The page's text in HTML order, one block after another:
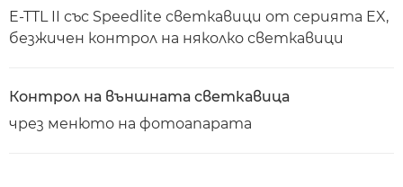
E-TTL II със Speedlite светкавици от серията EX,
безжичен контрол на няколко светкавици
Контрол на външната светкавица
чрез менюто на фотоапарата